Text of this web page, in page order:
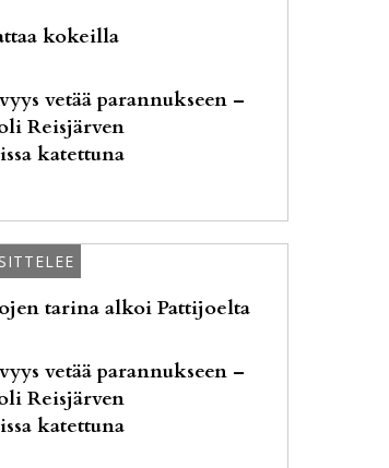
kokeilla
vetää parannukseen –
Reisjärven
katettuna
tarina alkoi Pattijoelta
vetää parannukseen –
Reisjärven
katettuna